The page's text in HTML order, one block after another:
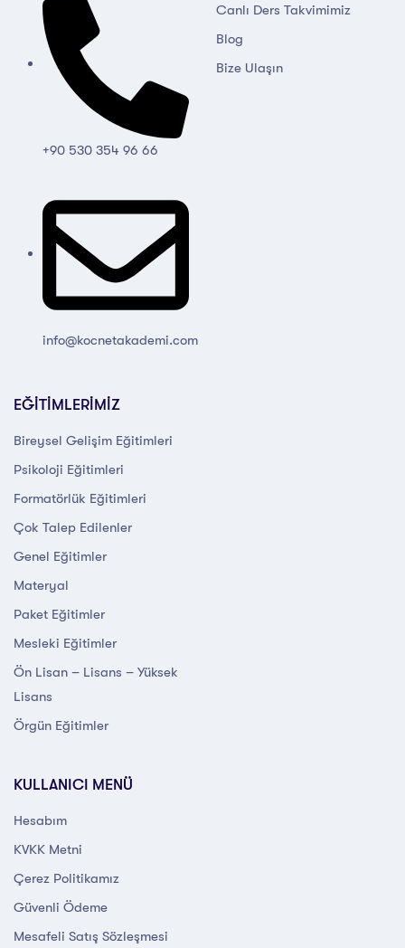
+90 530 354 96 66
info@kocnetakademi.com
Canlı Ders Takvimimiz
Blog
Bize Ulaşın
EĞİTİMLERİMİZ
Bireysel Gelişim Eğitimleri
Psikoloji Eğitimleri
Formatörlük Eğitimleri
Çok Talep Edilenler
Genel Eğitimler
Materyal
Paket Eğitimler
Mesleki Eğitimler
Ön Lisan – Lisans – Yüksek
Lisans
Örgün Eğitimler
KULLANICI MENÜ
Hesabım
KVKK Metni
Çerez Politikamız
Güvenli Ödeme
Mesafeli Satış Sözleşmesi